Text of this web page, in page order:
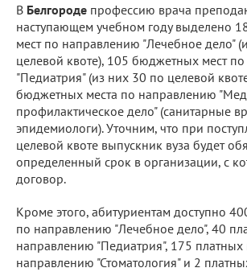
В Белгороде профессию врача
наступающем учебном году выделено
мест по направлению "Лечебное дело"
целевой квоте), 105 бюджетных мест
"Педиатрия" (из них 30 по целевой
бюджетных места по направлению
профилактическое дело" (санитарные
эпидемиологи). Уточним, что при
целевой квоте выпускник вуза будет
определенный срок в организации, с
договор.
Кроме этого, абитуриентам доступно
по направлению "Лечебное дело", 40
направлению "Педиатрия", 175 платных
направлению "Стоматология" и 2